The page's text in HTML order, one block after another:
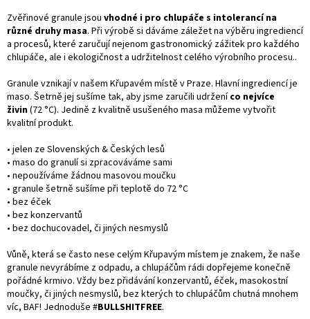
Zvěřinové granule jsou vhodné i pro chlupáče s intolerancí na
různé druhy masa. Při výrobě si dáváme záležet na výběru ingrediencí
a procesů, které zaručují nejenom gastronomický zážitek pro každého
chlupáče, ale i ekologičnost a udržitelnost celého výrobního procesu..
Granule vznikají v našem Křupavém místě v Praze. Hlavní ingrediencí je
maso. Šetrně jej sušíme tak, aby jsme zaručili udrženíco nejvíce
živin(72 °C). Jedině z kvalitně usušeného masa můžeme vytvořit
kvalitní produkt.
• jelen ze Slovenských & Českých lesů
• maso do granulí si zpracováváme sami
• nepoužíváme žádnou masovou moučku
• granule šetrně sušíme při teplotě do 72 °C
• bez éček
• bez konzervantů
• bez dochucovadel, či jiných nesmyslů
Vůně, která se často nese celým Křupavým místem je znakem, že naše
granule nevyrábíme z odpadu, a chlupáčům rádi dopřejeme konečně
pořádné krmivo. Vždy bez přidávání konzervantů, éček, masokostní
moučky, či jiných nesmyslů, bez kterých to chlupáčům chutná mnohem
víc, BAF! Jednoduše #BULLSHITFREE.